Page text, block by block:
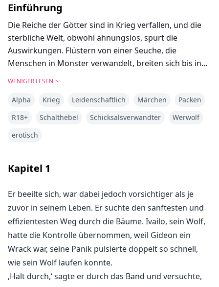
Einführung
Die Reiche der Götter sind in Krieg verfallen, und die
sterbliche Welt, obwohl ahnungslos, spürt die
Auswirkungen. Flüstern von einer Seuche, die
Menschen in Monster verwandelt, breiten sich bis in
Das Goldmond-Rudel hat schon früher im Chaos
erst die Zügel an seinen Sohn Henry übergeben. Es ist
seine Luna, Dorothy. Wenn er scheitert, wird er einer
von vielen sein, die ihr Volk während des
Massensterbens der sterblichen Welt nicht retten
konnten. Wenn er Erfolg hat, wird die Geschichte ihn
bis ans Ende der Zeit auf Bannern verewigen.
Doch der Weg aus der Dunkelheit ist überwuchert von
Betrug, Gewalt und Tragödie.
Entscheidungen werden getroffen.
WENIGER LESEN
Alpha Krieg Leidenschaftlich Märchen
Packen
R18+
Schalthebel Schicksalsverwandter
Werwolf
erotisch
Kapitel 1
Er beeilte sich, war dabei jedoch vorsichtiger als je
zuvor in seinem Leben. Er suchte den sanftesten und
effizientesten Weg durch die Bäume. Ivailo, sein Wolf,
hatte die Kontrolle übernommen, weil Gideon ein
Wrack war, seine Panik pulsierte doppelt so schnell,
wie sein Wolf laufen konnte.
‚Halt durch,‘ sagte er durch das Band und versuchte,